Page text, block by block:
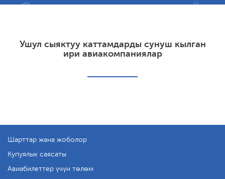
Ушул сыяктуу каттамдарды сунуш кылган
ири авиакомпаниялар
Шарттар жана жоболор
Купуялык саясаты
Авиабилеттер үчүн төлөм